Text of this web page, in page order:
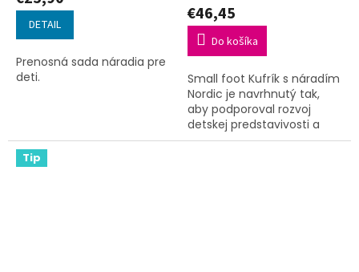
DETAIL
Prenosná sada náradia pre
deti.
€46,45
Do košíka
Small foot Kufrík s náradím
Nordic je navrhnutý tak,
aby podporoval rozvoj
detskej predstavivosti a
jemnej motoriky
Tip